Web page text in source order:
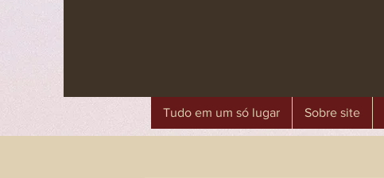
Tudo em um só lugar Sobre site